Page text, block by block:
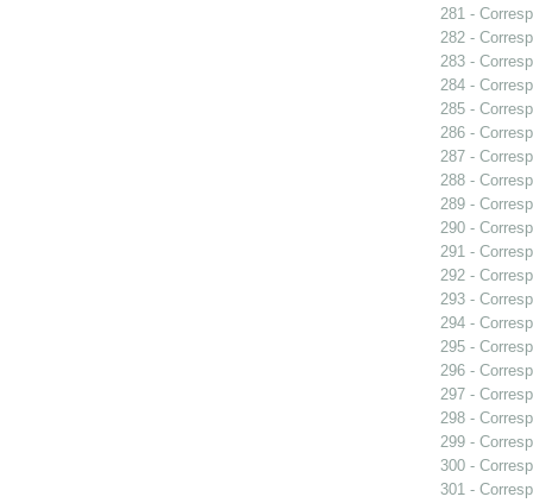
281 -
282 -
283 -
284 -
285 -
286 -
287 -
288 -
289 -
290 -
291 -
292 -
293 -
294 -
295 -
296 -
297 -
298 -
299 -
300 -
301 -